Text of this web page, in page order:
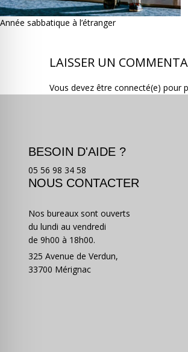
Année sabbatique à l’étranger
LAISSER UN
Vous devez être connecté(e) pour
BESOIN D'AIDE ?
05 56 98 34 58
NOUS CONTACTER
Nos bureaux sont ouverts
du lundi au vendredi
de 9h00 à 18h00.
325 Avenue de Verdun,
33700 Mérignac